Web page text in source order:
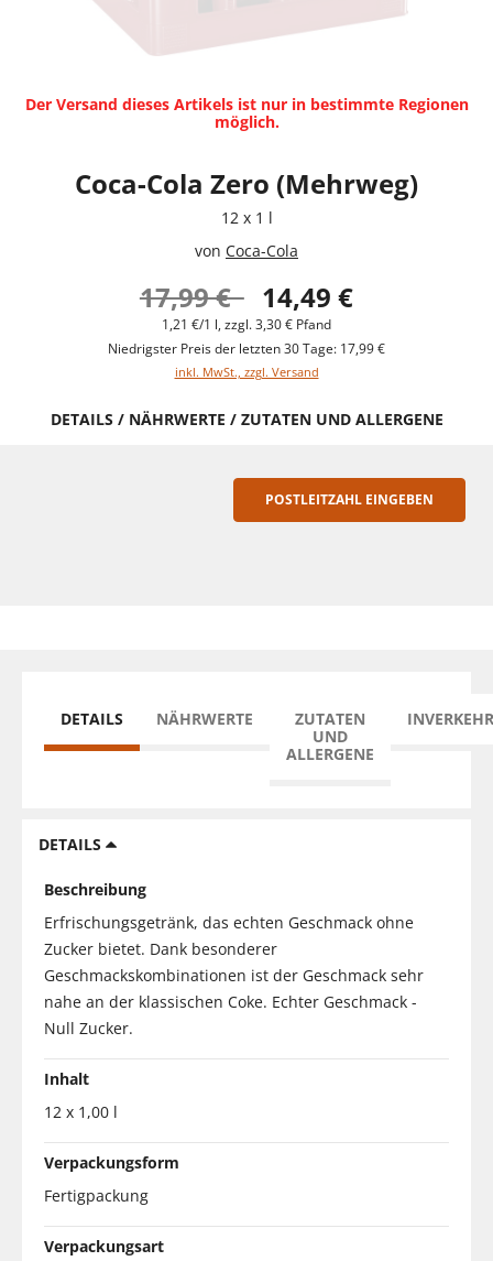
Der Versand dieses Artikels ist nur in bestimmte Regionen
möglich.
Coca-Cola Zero (Mehrweg)
12 x 1 l
von Coca-Cola
17,99 € 14,49 €
1,21 €/1 l, zzgl. 3,30 € Pfand
Niedrigster Preis der letzten 30 Tage: 17,99 €
inkl. MwSt., zzgl. Versand
DETAILS / NÄHRWERTE / ZUTATEN UND ALLERGENE
POSTLEITZAHL EINGEBEN
DETAILS NÄHRWERTE
ZUTATEN
UND
ALLERGENE
DETAILS
Beschreibung
Erfrischungsgetränk, das echten Geschmack ohne
Zucker bietet. Dank besonderer
Geschmackskombinationen ist der Geschmack sehr
nahe an der klassischen Coke. Echter Geschmack -
Null Zucker.
Inhalt
12 x 1,00 l
Verpackungsform
Fertigpackung
Verpackungsart